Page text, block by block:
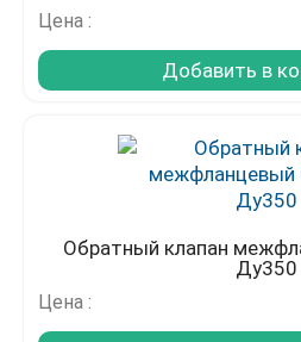
Цена :
Добавить в
Обратный клапан
Ду350
Цена :